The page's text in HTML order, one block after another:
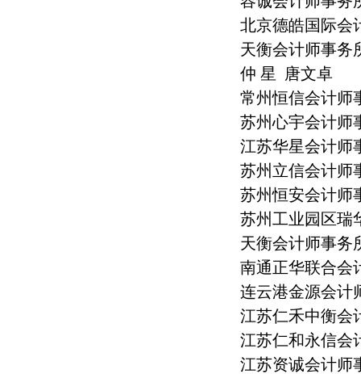
北京德皓国际会
天衡会计师事务
仲 星
唐文卓
常州恒信会计师
苏州心宇会计师
江苏华星会计师
苏州立信会计师
苏州恒安会计师
苏州工业园区瑞
天衡会计师事务
南通正华联合会
连云港金源会计
江苏仁禾中衡会
江苏仁和永信会
江苏资诚会计师